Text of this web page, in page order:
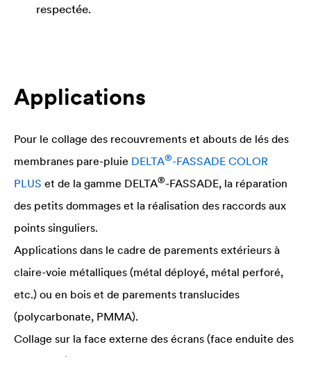
respectée.
Applications
Pour le collage des recouvrements et abouts de lés des
membranes pare-pluie DELTA®-FASSADE COLOR
PLUS et de la gamme DELTA®-FASSADE, la réparation
des petits dommages et la réalisation des raccords aux
points singuliers.
Applications dans le cadre de parements extérieurs à
claire-voie métalliques (métal déployé, métal perforé,
etc.) ou en bois et de parements translucides
(polycarbonate, PMMA).
Collage sur la face externe des écrans (face enduite des
pare-pluie).